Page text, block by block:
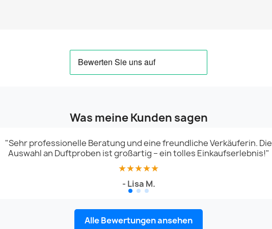
Was meine Kunden sagen
"Sehr professionelle Beratung und eine freundliche Verkäuferin. Die
Auswahl an Duftproben ist großartig – ein tolles Einkaufserlebnis!"
★★★★★
- Lisa M.
Alle Bewertungen ansehen